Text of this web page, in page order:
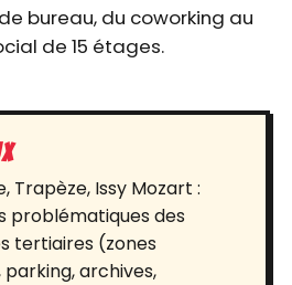
bureau, du coworking au
de 15 étages.
Trapèze, Issy Mozart :
problématiques des
tertiaires (zones
archives,